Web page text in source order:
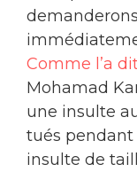
Comme l’a
Mohamad
une insulte
tués pendant
insulte de